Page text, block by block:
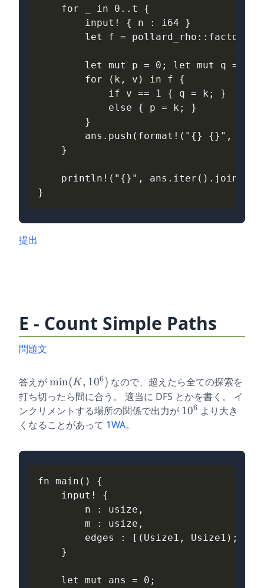
for in 0 .. t
{
input ! { n : i64
}
let
f = pollard_rho :: factorize
let mut p = 0 ; let mut q =
for
( k , v ) in f
{
if
v == 1 { q = k ;
}
else
{ p = k ;
}
}
ans . push ( format ! ( "{} {}" ,
}
println ! ( "{}" , ans . iter (). join
}
提出
E - Count Simple Paths
問題文
答えが\min
( K ,
10 ^
6)
min(K, 106) なので、超えたら全ての探索を
打ち切ったら間に合う。 適当に DFS とかを書く。 イ
ンクリメントする場所の関係で出力が 10
106 より大き
くなることがあって 1WA。
fn main ()
{
input !
{
n
: usize ,
m
: usize ,
edges
: [( Usize1 , Usize1 );
}
let mut ans = 0 ;